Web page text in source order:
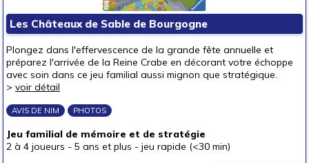
Les Châteaux de Sable de Bourgogne
Plongez dans l'effervescence de la grande fête annuelle et
préparez l'arrivée de la Reine Crabe en décorant votre échoppe
avec soin dans ce jeu familial aussi mignon que stratégique.
> voir détail
AVIS DE NIM PHOTOS
Jeu familial de mémoire et de stratégie
2 à 4 joueurs - 5 ans et plus - jeu rapide (<30 min)